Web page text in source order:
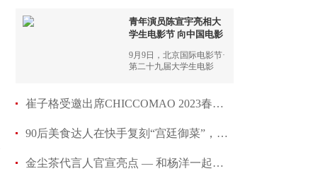
青年演员陈宣宇亮相大
学生电影节 向中国电影
9月9日，北京国际电影节·
第二十九届大学生电影
员、高校学生代表齐聚唱
响青春之歌，汇聚年轻的
崔子格受邀出席CHICCOMAO 2023春夏新品大秀 经
90后美食达人在快手复刻“宫廷御菜”，靠工匠精神
金尘茶代言人官宣亮点 — 和杨洋一起冷泡夏天~